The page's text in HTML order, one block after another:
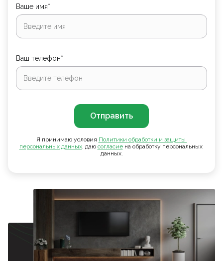
Ваше имя*
Ваш телефон*
Отправить
Я принимаю условия Политики обработки и защиты
персональных данных, даю согласие на обработку персональных
данных.